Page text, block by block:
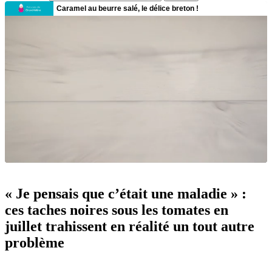
« Je pensais que c’était une maladie » :
ces taches noires sous les tomates en
juillet trahissent en réalité un tout autre
problème